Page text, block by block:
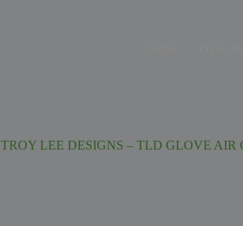
TROY LEE DESIGNS – TLD GLOVE AIR